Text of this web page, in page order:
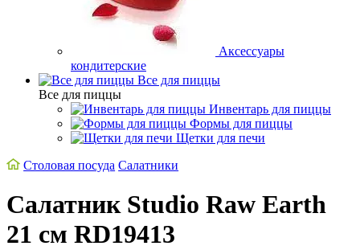
Аксессуары
кондитерские
Все для пиццы
Все для пиццы
Инвентарь для пиццы
Формы для пиццы
Щетки для печи
Столовая посуда Салатники
Салатник Studio Raw Earth
21 см RD19413